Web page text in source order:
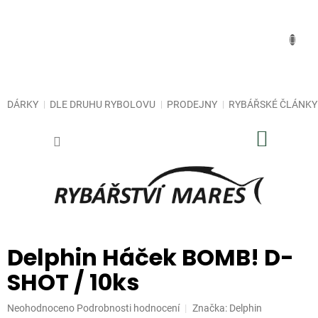
DÁRKY DLE DRUHU RYBOLOVU PRODEJNY RYBÁŘSKÉ ČLÁNKY
Delphin Háček BOMB! D-
SHOT / 10ks
Průměrné
Neohodnoceno Podrobnosti hodnocení Značka: Delphin